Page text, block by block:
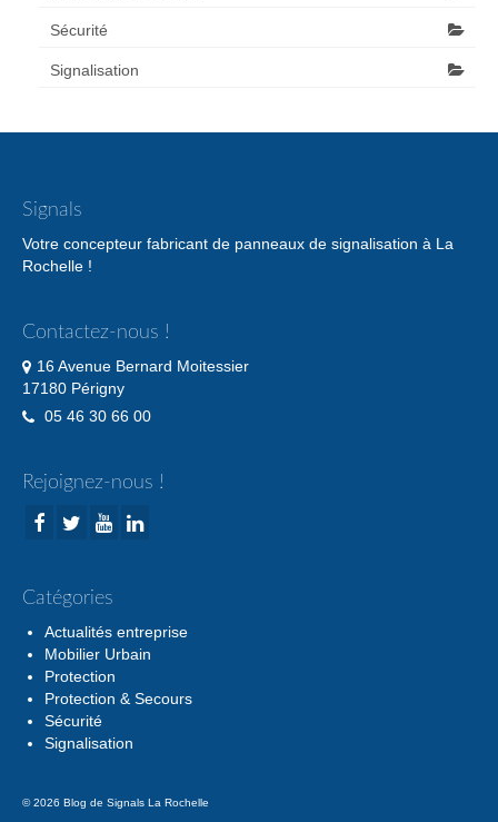
Sécurité
Signalisation
Signals
Votre concepteur fabricant de panneaux de signalisation à La
Rochelle !
Contactez-nous !
16 Avenue Bernard Moitessier
17180 Périgny
05 46 30 66 00
Rejoignez-nous !
Catégories
Actualités entreprise
Mobilier Urbain
Protection
Protection & Secours
Sécurité
Signalisation
© 2026 Blog de Signals La Rochelle